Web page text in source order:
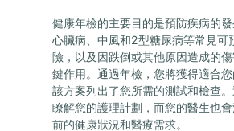
健康年檢的主要目的是預防疾病的
心臟病、中風和2型糖尿病等常見可
險，以及因跌倒或其他原因造成的
鍵作用。通過年檢，您將獲得適合您
該方案列出了您所需的測試和檢查
瞭解您的護理計劃，而您的醫生也
前的健康狀況和醫療需求。